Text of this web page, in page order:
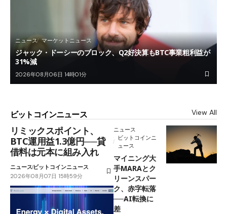
ニュース マーケットニュース
ジャック・ドーシーのブロック、Q2好決算もBTC事業粗利益が
31%減
2026年08月06日 14時01分
ビットコインニュース View All
リミックスポイント、
BTC運用益1.3億円──貸
借料は元本に組み入れ
ニュースビットコインニュース
2026年08月07日 15時59分
ニュース
ビットコインニ
ュース
マイニング大
手MARAとク
リーンスパー
ク、赤字転落
──AI転換に
差